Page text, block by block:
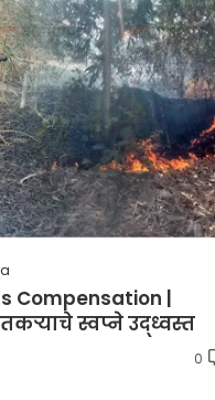
Compensation |
स्वप्ने उद्ध्वस्त
0